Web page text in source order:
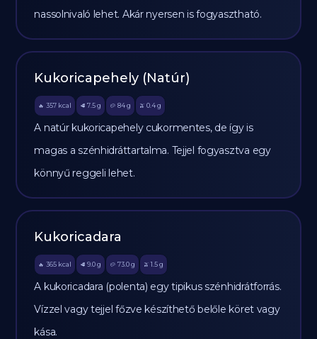
nassolnivaló lehet. Akár nyersen is fogyasztható.
Kukoricapehely (Natúr)
🔥 357 kcal 🥩 7.5 g 🥔 84g 🫒 0.4 g
A natúr kukoricapehely cukormentes, de így is
magas a szénhidráttartalma. Tejjel fogyasztva egy
könnyű reggeli lehet.
Kukoricadara
🔥 365 kcal 🥩 9.0 g 🥔 73.0g 🫒 1.5 g
A kukoricadara (polenta) egy tipikus szénhidrátforrás.
Vízzel vagy tejjel főzve készíthető belőle köret vagy
kása.